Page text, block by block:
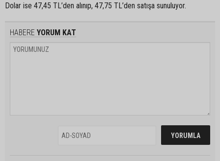
Dolar ise 47,45 TL’den alınıp, 47,75 TL’den satışa sunuluyor.
HABERE YORUM KAT